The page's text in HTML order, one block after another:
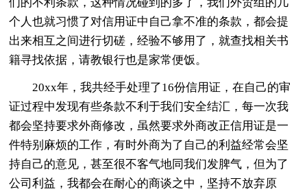
个人也就习惯了对信用证中自己拿不准的条款，都会提
出来相互之间进行切磋，经验不够用了，就查找相关书
籍寻找依据，请教银行也是家常便饭。
20xx年，我共经手处理了16份信用证，在自己的审
证过程中发现有些条款不利于我们安全结汇，每一次我
都会坚持要求外商修改，虽然要求外商改正信用证是一
件特别麻烦的工作，有时外商为了自己的利益经常会坚
持自己的意见，甚至很不客气地同我们发脾气，但为了
公司利益，我都会在耐心的商谈之中，坚持不放弃原